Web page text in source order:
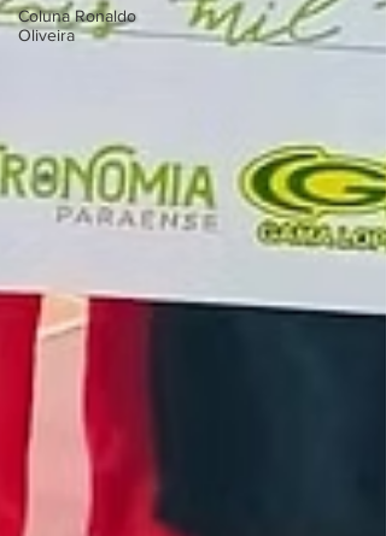
Coluna Ronaldo
Oliveira